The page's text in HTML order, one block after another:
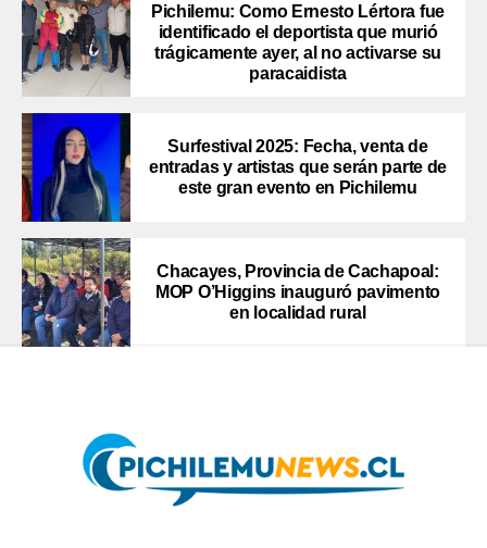
Pichilemu: Como Ernesto Lértora fue
identificado el deportista que murió
trágicamente ayer, al no activarse su
paracaidista
Surfestival 2025: Fecha, venta de
entradas y artistas que serán parte de
este gran evento en Pichilemu
Chacayes, Provincia de Cachapoal:
MOP O’Higgins inauguró pavimento
en localidad rural